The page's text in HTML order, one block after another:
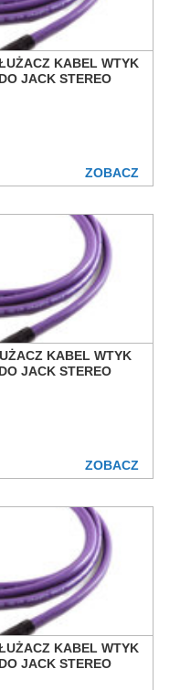
KABEL WTYK
JACK STEREO
ZOBACZ
KABEL WTYK
JACK STEREO
ZOBACZ
KABEL WTYK
JACK STEREO